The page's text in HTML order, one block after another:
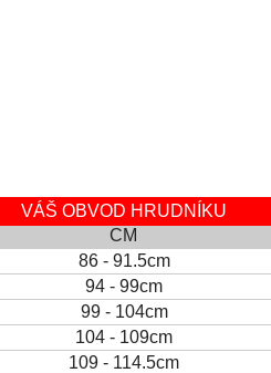
VÁŠ OBVOD HRUDNÍKU
CM
86 - 91.5cm
94 - 99cm
99 - 104cm
104 - 109cm
109 - 114.5cm